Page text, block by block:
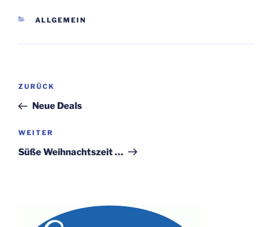
KATEGORIEN
ALLGEMEIN
Beitragsnavigation
Vorheriger
Beitrag
ZURÜCK
Neue Deals
Nächster
Beitrag
WEITER
Süße Weihnachtszeit …